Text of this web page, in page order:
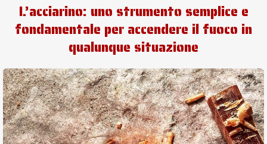
L’acciarino: uno strumento semplice e
fondamentale per accendere il fuoco in
qualunque situazione